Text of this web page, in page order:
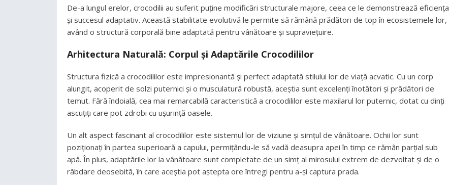
De-a lungul erelor, crocodilii au suferit puține modificări structurale majore, ceea ce le demonstrează eficiența
și succesul adaptativ. Această stabilitate evolutivă le permite să rămână prădători de top în ecosistemele lor,
având o structură corporală bine adaptată pentru vânătoare și supraviețuire.
Arhitectura Naturală: Corpul și Adaptările Crocodililor
Structura fizică a crocodililor este impresionantă și perfect adaptată stilului lor de viață acvatic. Cu un corp
alungit, acoperit de solzi puternici și o musculatură robustă, aceștia sunt excelenți înotători și prădători de
temut. Fără îndoială, cea mai remarcabilă caracteristică a crocodililor este maxilarul lor puternic, dotat cu dinți
ascuțiți care pot zdrobi cu ușurință oasele.
Un alt aspect fascinant al crocodililor este sistemul lor de viziune și simțul de vânătoare. Ochii lor sunt
poziționați în partea superioară a capului, permițându-le să vadă deasupra apei în timp ce rămân parțial sub
apă. În plus, adaptările lor la vânătoare sunt completate de un simț al mirosului extrem de dezvoltat și de o
răbdare deosebită, în care aceștia pot aștepta ore întregi pentru a-și captura prada.